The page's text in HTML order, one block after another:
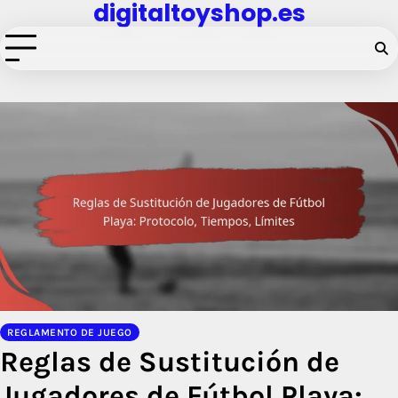
to
content
digitaltoyshop.es
REGLAMENTO DE JUEGO
Reglas de Sustitución de